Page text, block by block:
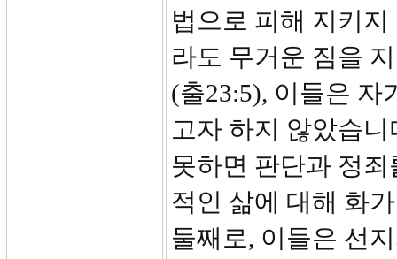
법으로 피해 지키
라도 무거운 짐을
(출23:5), 이들은 자
고자 하지 않았습
못하면 판단과 정
적인 삶에 대해 화
둘째로, 이들은 선